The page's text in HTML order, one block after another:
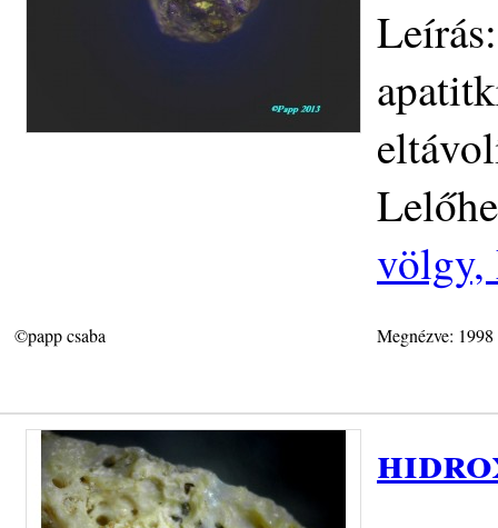
völgy,
©papp csaba Megnézve: